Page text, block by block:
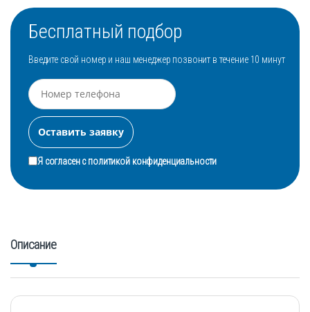
Бесплатный подбор
Введите свой номер и наш менеджер позвонит в течение 10 минут
Я согласен сполитикой конфиденциальности
Описание